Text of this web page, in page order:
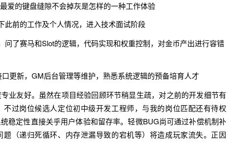
爱的键盘缝隙不会掉灰是怎样的一种工作体验
此前的工作及个人情况，进入技术面试阶段
问了赛马和Slot的逻辑，代码实现和权重控制，对金币产出进行容错
更新，GM后台管理等维护，熟悉系统逻辑的预备培育人才
业友好。虽然在项目经验回顾环节稍显生疏，对之前的开发细节有
过岗位候选人定位初中级开发工程师，与我的岗位匹配还有待权
稳定性直接关乎用户体验和留存率。轻微BUG尚可通过补偿机制补
（递归死循环、内存泄漏导致的宕机等）将造成玩家流失。正因